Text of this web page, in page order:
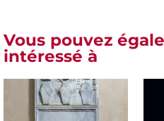
Vous pouvez
intéressé à